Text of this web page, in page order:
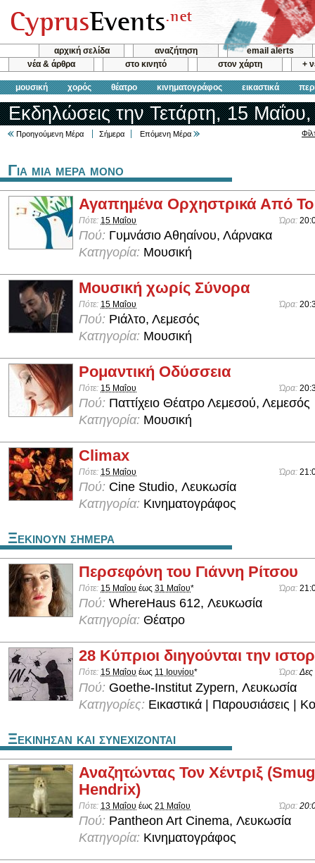
αρχική σελίδα αναζήτηση
email alerts
νέα & άρθρα
στο κινητό στον χάρτη +
μουσική χορός θέατρο κινηματογράφος εικαστικά
Εκδηλώσεις την Τετάρτη, 15
Προηγούμενη Μέρα Σήμερα Επόμενη Μέρα
Για μια μερα μονο
Αγαπημένα Ορχηστρικά Από Το
Πότε: 15 Μαΐου Ώρα:
Πού: Γυμνάσιο Αθηαίνου, Λάρνακα
Κατηγορία: Μουσική
Μουσική χωρίς Σύνορα
Πότε: 15 Μαΐου Ώρα:
Πού: Ριάλτο, Λεμεσός
Κατηγορία: Μουσική
Ρομαντική Οδύσσεια
Πότε: 15 Μαΐου Ώρα:
Πού: Παττίχειο Θέατρο Λεμεσού, Λεμεσός
Κατηγορία: Μουσική
Climax
Πότε: 15 Μαΐου Ώρα:
Πού: Cine Studio, Λευκωσία
Κατηγορία: Κινηματογράφος
Ξεκινουν σημερα
Περσεφόνη του Γιάννη Ρίτσου
Πότε: 15 Μαΐου έως 31 Μαΐου* Ώρα:
Πού: WhereHaus 612, Λευκωσία
Κατηγορία: Θέατρο
28 Κύπριοι διηγούνται την
Πότε: 15 Μαΐου έως 11 Ιουνίου* Ώρα:Δες
Πού: Goethe-Institut Zypern, Λευκωσία
Κατηγορίες: Εικαστικά | Παρουσιάσεις |
Ξεκινησαν και συνεχιζονται
Αναζητώντας Τον Χέντριξ
Hendrix)
Πότε: 13 Μαΐου έως 21 Μαΐου Ώρα:
Πού: Pantheon Art Cinema, Λευκωσία
Κατηγορία: Κινηματογράφος